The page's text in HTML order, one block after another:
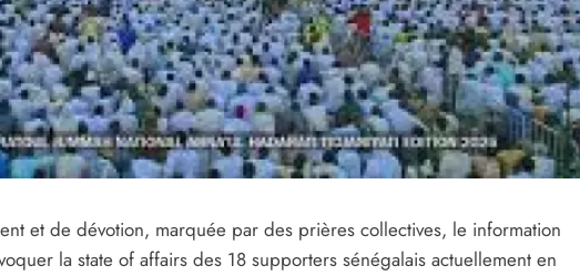
et de dévotion, marquée par des prières collectives, le information
la state of affairs des 18 supporters sénégalais actuellement en